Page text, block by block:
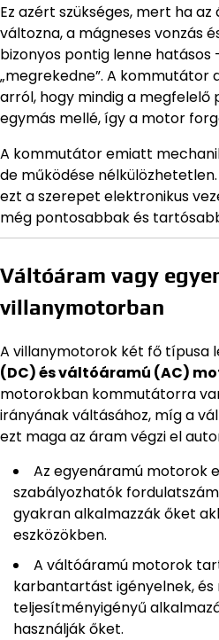
Ez azért szükséges, mert ha
változna, a mágneses vonzás
bizonyos pontig lenne hatásos
„megrekedne”. A kommutátor
arról, hogy mindig a megfelelő
egymás mellé, így a motor
A kommutátor emiatt
de működése
ezt a szerepet elektronikus
még pontosabbak és
Váltóáram vagy
villanymotorban
A villanymotorok két fő típusa
(DC) és váltóáramú (AC)
motorokban kommutátorra
irányának váltásához, míg a
ezt maga az áram végzi el
Az egyenáramú motorok
szabályozhatók
gyakran alkalmazzák őket
eszközökben.
A váltóáramú motorok
karbantartást igényelnek, és
teljesítményigényű
használják őket.